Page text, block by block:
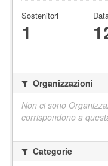
Sostenitori
1
Organizzazioni
Non ci sono
corrispondono a
Categorie